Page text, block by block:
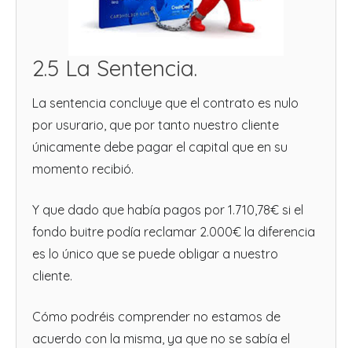
2.5 La Sentencia.
La sentencia concluye que el contrato es nulo
por usurario, que por tanto nuestro cliente
únicamente debe pagar el capital que en su
momento recibió.
Y que dado que había pagos por 1.710,78€ si el
fondo buitre podía reclamar 2.000€ la diferencia
es lo único que se puede obligar a nuestro
cliente.
Cómo podréis comprender no estamos de
acuerdo con la misma, ya que no se sabía el